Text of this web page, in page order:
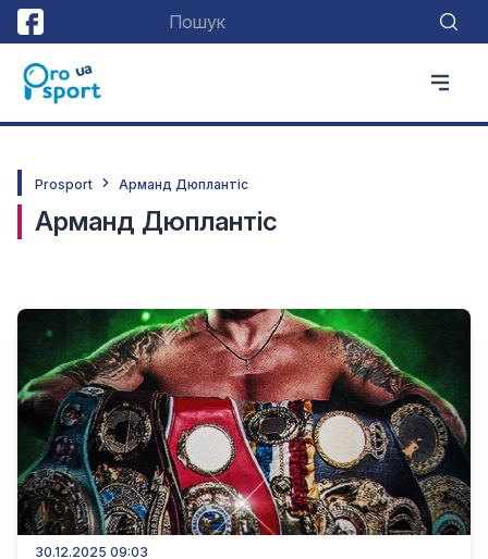
Prosport Арманд Дюплантіс
Арманд Дюплантіс
30.12.2025 09:03